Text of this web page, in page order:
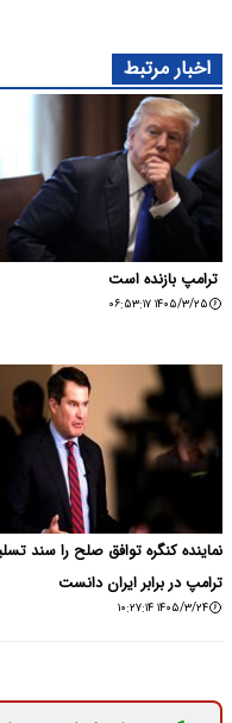
اخبار مرتبط
​ ترامپ بازنده است
۱۴۰۵/۳/۲۵ ۰۶:۵۳:۱۷
نماینده کنگره توافق صلح را سند
ترامپ در برابر ایران دانست
۱۴۰۵/۳/۲۴ ۱۰:۲۷:۱۴